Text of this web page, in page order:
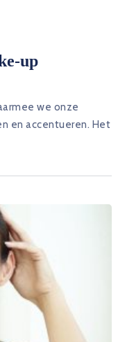
up
we onze
en accentueren. Het